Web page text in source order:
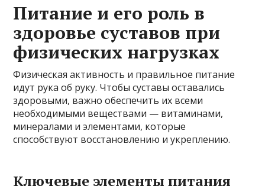
Питание и его роль в
здоровье суставов при
физических нагрузках
Физическая активность и правильное питание
идут рука об руку. Чтобы суставы оставались
здоровыми, важно обеспечить их всеми
необходимыми веществами — витаминами,
минералами и элементами, которые
способствуют восстановлению и укреплению.
Ключевые элементы питания